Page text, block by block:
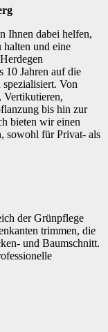
Ihnen dabei helfen,
halten und eine
10 Jahren auf die
Von
Vertikutieren,
bis hin zur
bieten wir einen
sowohl für Privat- als
der Grünpflege
trimmen, die
und Baumschnitt.